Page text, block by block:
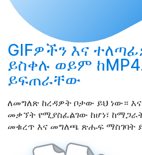
GIFዎችን እና
ይስቀሉ ወይም
ይፍጠራቸው
ለመግለጽ ከረዳዎት ቦታው ይህ ነው።
መቃኘት የሚያስፈልገው ከሆነ፣
መቁረጥ እና መግለጫ ጽሑፍ ማስገባት